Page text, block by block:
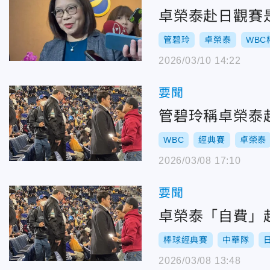
卓榮泰赴日觀
管碧玲 卓榮泰 WBC
2026/03/10 14:22
要聞
管碧玲稱卓榮
WBC 經典賽 卓榮泰
2026/03/08 17:10
要聞
卓榮泰「自費
棒球經典賽 中華隊
2026/03/08 13:48